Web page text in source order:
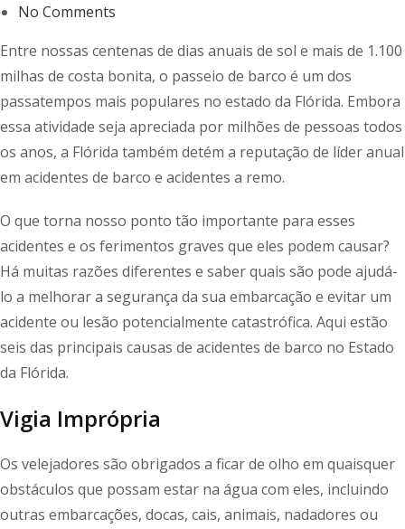
No Comments
Entre nossas centenas de dias anuais de sol e mais de 1.100
milhas de costa bonita, o passeio de barco é um dos
passatempos mais populares no estado da Flórida. Embora
essa atividade seja apreciada por milhões de pessoas todos
os anos, a Flórida também detém a reputação de líder anual
em acidentes de barco e acidentes a remo.
O que torna nosso ponto tão importante para esses
acidentes e os ferimentos graves que eles podem causar?
Há muitas razões diferentes e saber quais são pode ajudá-
lo a melhorar a segurança da sua embarcação e evitar um
acidente ou lesão potencialmente catastrófica. Aqui estão
seis das principais causas de acidentes de barco no Estado
da Flórida.
Vigia Imprópria
Os velejadores são obrigados a ficar de olho em quaisquer
obstáculos que possam estar na água com eles, incluindo
outras embarcações, docas, cais, animais, nadadores ou